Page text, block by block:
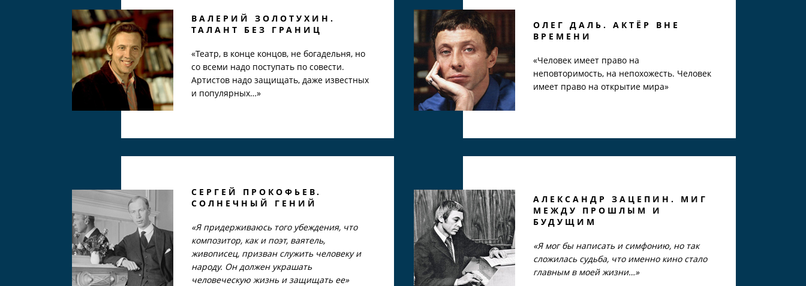
ВАЛЕРИЙ ЗОЛОТУХИН.
ТАЛАНТ БЕЗ ГРАНИЦ
«Театр, в конце концов, не богадельня, но
со всеми надо поступать по совести.
Артистов надо защищать, даже известных
и популярных…»
ОЛЕГ ДАЛЬ. АКТЁР ВНЕ
ВРЕМЕНИ
«Человек имеет право на
неповторимость, на непохожесть. Человек
имеет право на открытие мира»
СЕРГЕЙ ПРОКОФЬЕВ.
СОЛНЕЧНЫЙ ГЕНИЙ
«Я придерживаюсь того убеждения, что
композитор, как и поэт, ваятель,
живописец, призван служить человеку и
народу. Он должен украшать
человеческую жизнь и защищать ее»
АЛЕКСАНДР ЗАЦЕПИН. МИГ
МЕЖДУ ПРОШЛЫМ И
БУДУЩИМ
«Я мог бы написать и симфонию, но так
сложилась судьба, что именно кино стало
главным в моей жизни…»